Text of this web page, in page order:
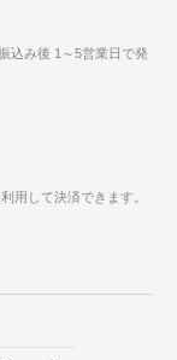
込み後 1～5営業日で発
用して決済できます。